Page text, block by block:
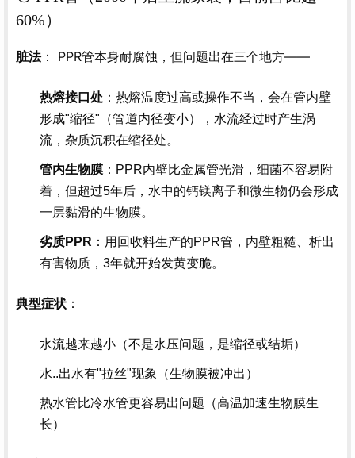
60%）
脏法： PPR管本身耐腐蚀，但问题出在三个地方——
热熔接口处 ：热熔温度过高或操作不当，会在管内壁
形成"缩径"（管道内径变小），水流经过时产生涡
流，杂质沉积在缩径处。
管内生物膜 ：PPR内壁比金属管光滑，细菌不容易附
着，但超过5年后，水中的钙镁离子和微生物仍会形成
一层黏滑的生物膜。
劣质PPR ：用回收料生产的PPR管，内壁粗糙、析出
有害物质，3年就开始发黄变脆。
典型症状 ：
水流越来越小（不是水压问题，是缩径或结垢）
水..出水有"拉丝"现象（生物膜被冲出）
热水管比冷水管更容易出问题（高温加速生物膜生
长）